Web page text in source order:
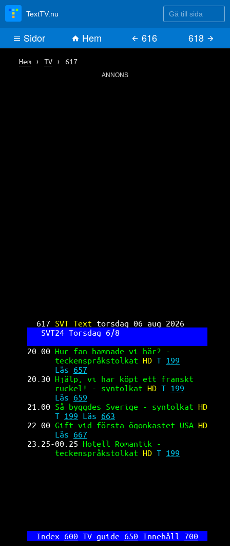
Hem› TV› 617
ANNONS
617 SVT Text torsdag 06 aug 2026
SVT24 Torsdag 6/8
20.00 Hur fan hamnade vi här? -
teckenspråkstolkat HD T 199
Läs 657
20.30 Hjälp, vi har köpt ett franskt
ruckel! - syntolkat HD T 199
Läs 659
21.00 Så byggdes Sverige - syntolkat HD
T 199 Läs 663
22.00 Gift vid första ögonkastet USA HD
Läs 667
23.25-00.25 Hotell Romantik -
teckenspråkstolkat HD T 199
Index 600 TV-guide 650 Innehåll 700
TextTV.nu Gå till sida
Sidor Hem 616 618